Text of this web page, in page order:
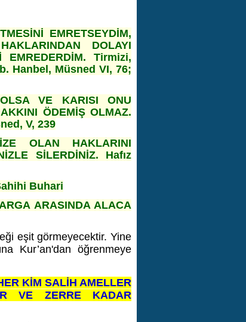
EMRETSEYDİM,
DOLAYI
EMREDERDİM. Tirmizi,
Hanbel, Müsned VI, 76;
VE KARISI ONU
ÖDEMİŞ OLMAZ.
V, 239
OLAN HAKLARINI
SİLERDİNİZ. Hafız
Buhari
ARASINDA ALACA
eşit görmeyecektir. Yine
Kur’an'dan öğrenmeye
KİM SALİH AMELLER
VE ZERRE KADAR